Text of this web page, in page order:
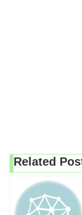
Related